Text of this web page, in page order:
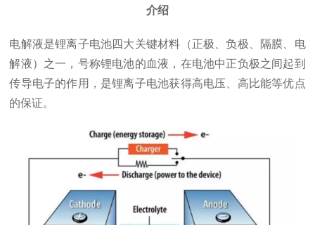
介绍
电解液是锂离子电池四大关键材料（正极、负极、隔膜、电
解液）之一，号称锂电池的血液，在电池中正负极之间起到
传导电子的作用，是锂离子电池获得高电压、高比能等优点
的保证。